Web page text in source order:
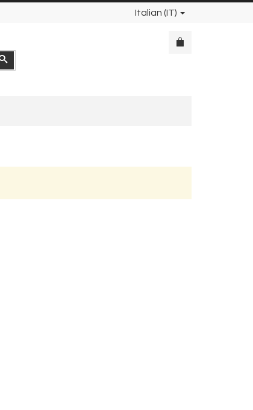
Italian (IT)
Cerca